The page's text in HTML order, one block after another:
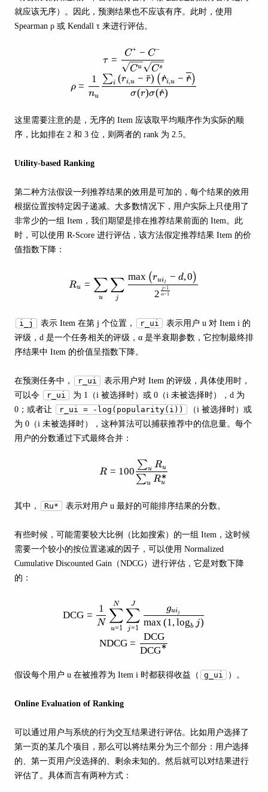
就应该无序）。因此，预测结果也不应该有序。此时，使用
Spearman ρ 或 Kendall τ 来进行评估。
\tau=\frac{C^{+}-C^{-
τ =
Cu Cs
C+ − C−
ρ =
nu
1
σ(r)σ(r
^)
∑i (ri, u − r
ˉ) ( r
^i, u − r
^)
这里需要注意的是，无序的 Item 应该取平均顺序作为实际的顺
序，比如排在 2 和 3 位，则两者的 rank 为 2.5。
Utility-based Ranking
第二种方法假设一列推荐结果的效用是可加的，每个结果的效用
根据位置按特定因子递减。大多数情况下，用户实际上只使用了
非常少的一组 Item，我们期望是排在推荐结果前面的 Item。此
时，可以使用 R-Score 进行评估，该方法假定推荐结果 Item 的价
值指数下降：
R_{u}=\sum_{u} \sum_{j}
Ru =
u
∑
j
∑ 2 α− 1
j−1
max (ruij − d,0)
i_j 表示 Item 在第 j 个位置， r_ui
表示用户 u 对 Item i 的
评级，d 是一个任务相关的评级，α 是半衰期参数，它控制最终排
序结果中 Item 的价值呈指数下降。
在预测任务中， r_ui
表示用户对 Item 的评级，具体使用时，
可以令
r_ui
为 1（i 被选择时）或 0（i 未被选择时），d 为
0；或者让
r_ui = -log(popularity(i))
（i 被选择时）或
为 0（i 未被选择时），这种算法可以捕获推荐中的信息量。每个
用户的分数通过下式最终合并：
R=100 \frac{\sum_{u}
R = 100
∑u Ru
∗
∑u Ru
其中， Ru* 表示对用户 u 最好的可能排序结果的分数。
有些时候，可能需要较大比例（比如搜索）的一组 Item，这时候
需要一个较小的按位置递减的因子，可以使用 Normalized
Cumulative Discounted Gain（NDCG）进行评估，它是对数下降
的：
\mathrm{DCG}=\frac{1}{N}
DCG =
N
1
u=1
∑
N
j=1
∑
J
max (1 , logb j)
guij
NDCG =
DCG∗
DCG
假设每个用户 u 在被推荐为 Item i 时都获得收益（ g_ui ）。
Online Evaluation of Ranking
可以通过用户与系统的行为交互结果进行评估。比如用户选择了
第一页的某几个项目，那么可以将结果分为三个部分：用户选择
的、第一页用户没选择的、剩余未知的。然后就可以对结果进行
评估了。具体而言有两种方式：